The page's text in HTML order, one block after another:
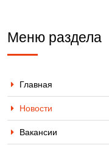
Меню раздела
Главная
Новости
Вакансии